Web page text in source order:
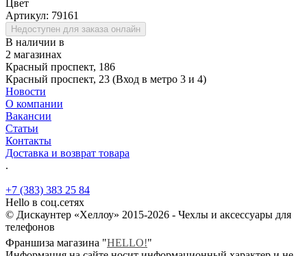
Цвет
Артикул: 79161
Недоступен для заказа онлайн
В наличии в
2 магазинах
Красный проспект, 186
Красный проспект, 23 (Вход в метро 3 и 4)
Новости
О компании
Вакансии
Статьи
Контакты
Доставка и возврат товара
.
+7 (383) 383 25 84
Hello в соц.сетях
© Дискаунтер «Хеллоу» 2015-2026 - Чехлы и аксессуары для
телефонов
Франшиза магазина "HELLO!"